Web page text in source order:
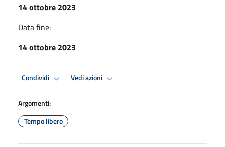
14 ottobre 2023
Data fine:
14 ottobre 2023
Condividi Vedi azioni
Argomenti:
Tempo libero